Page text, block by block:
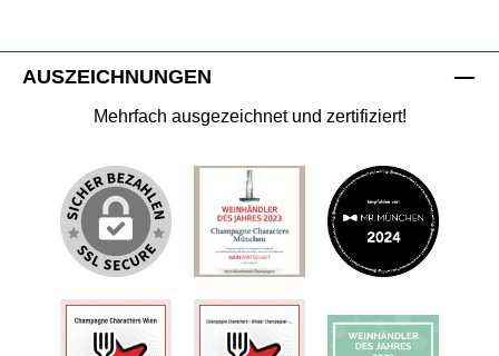
AUSZEICHNUNGEN
Mehrfach ausgezeichnet und zertifiziert!